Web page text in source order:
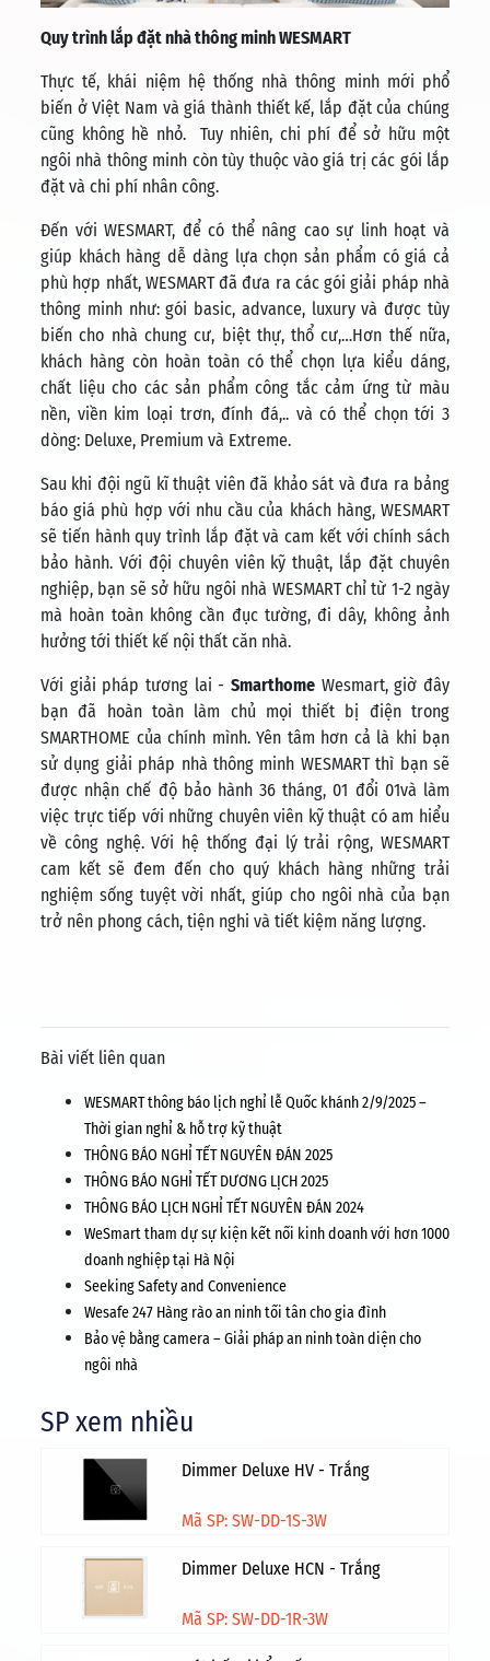
Quy trình lắp đặt nhà thông minh WESMART
Thực tế, khái niệm hệ thống nhà thông minh mới phổ
biến ở Việt Nam và giá thành thiết kế, lắp đặt của chúng
cũng không hề nhỏ. Tuy nhiên, chi phí để sở hữu một
ngôi nhà thông minh còn tùy thuộc vào giá trị các gói lắp
đặt và chi phí nhân công.
Đến với WESMART, để có thể nâng cao sự linh hoạt và
giúp khách hàng dễ dàng lựa chọn sản phẩm có giá cả
phù hợp nhất, WESMART đã đưa ra các gói giải pháp nhà
thông minh như: gói basic, advance, luxury và được tùy
biến cho nhà chung cư, biệt thự, thổ cư,…Hơn thế nữa,
khách hàng còn hoàn toàn có thể chọn lựa kiểu dáng,
chất liệu cho các sản phẩm công tắc cảm ứng từ màu
nền, viền kim loại trơn, đính đá,.. và có thể chọn tới 3
dòng: Deluxe, Premium và Extreme.
Sau khi đội ngũ kĩ thuật viên đã khảo sát và đưa ra bảng
báo giá phù hợp với nhu cầu của khách hàng, WESMART
sẽ tiến hành quy trình lắp đặt và cam kết với chính sách
bảo hành. Với đội chuyên viên kỹ thuật, lắp đặt chuyên
nghiệp, bạn sẽ sở hữu ngôi nhà WESMART chỉ từ 1-2 ngày
mà hoàn toàn không cần đục tường, đi dây, không ảnh
hưởng tới thiết kế nội thất căn nhà.
Với giải pháp tương lai - Smarthome Wesmart, giờ đây
bạn đã hoàn toàn làm chủ mọi thiết bị điện trong
SMARTHOME của chính mình. Yên tâm hơn cả là khi bạn
sử dụng giải pháp nhà thông minh WESMART thì bạn sẽ
được nhận chế độ bảo hành 36 tháng, 01 đổi 01và làm
việc trực tiếp với những chuyên viên kỹ thuật có am hiểu
về công nghệ. Với hệ thống đại lý trải rộng, WESMART
cam kết sẽ đem đến cho quý khách hàng những trải
nghiệm sống tuyệt vời nhất, giúp cho ngôi nhà của bạn
trở nên phong cách, tiện nghi và tiết kiệm năng lượng.
Bài viết liên quan
WESMART thông báo lịch nghỉ lễ Quốc khánh 2/9/2025 –
Thời gian nghỉ & hỗ trợ kỹ thuật
THÔNG BÁO NGHỈ TẾT NGUYÊN ĐÁN 2025
THÔNG BÁO NGHỈ TẾT DƯƠNG LỊCH 2025
THÔNG BÁO LỊCH NGHỈ TẾT NGUYÊN ĐÁN 2024
WeSmart tham dự sự kiện kết nối kinh doanh với hơn 1000
doanh nghiệp tại Hà Nội
Seeking Safety and Convenience
Wesafe 247 Hàng rào an ninh tối tân cho gia đình
Bảo vệ bằng camera – Giải pháp an ninh toàn diện cho
ngôi nhà
SP xem nhiều
Dimmer Deluxe HV - Trắng
Mã SP: SW-DD-1S-3W
Dimmer Deluxe HCN - Trắng
Mã SP: SW-DD-1R-3W